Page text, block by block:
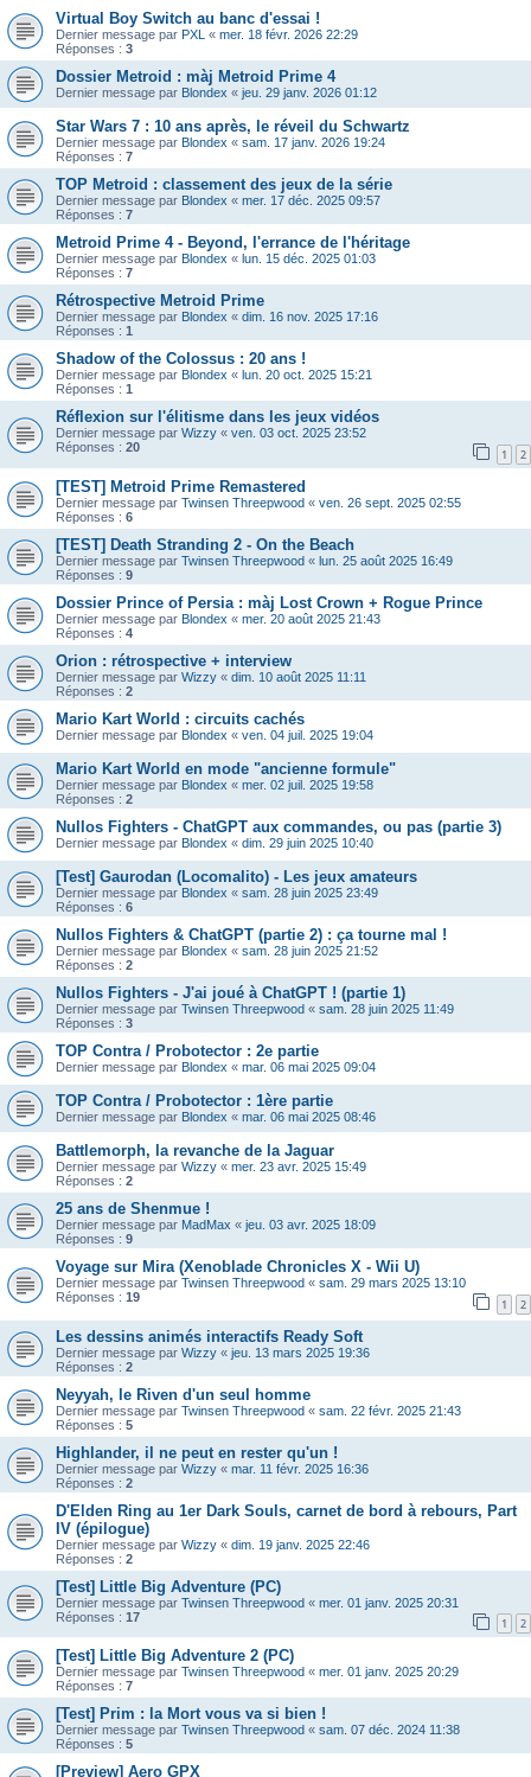
Virtual Boy Switch au banc d'essai !
Dernier message par PXL « mer. 18 févr. 2026 22:29
Réponses : 3
Dossier Metroid : màj Metroid Prime 4
Dernier message par Blondex « jeu. 29 janv. 2026 01:12
Star Wars 7 : 10 ans après, le réveil du Schwartz
Dernier message par Blondex « sam. 17 janv. 2026 19:24
Réponses : 7
TOP Metroid : classement des jeux de la série
Dernier message par Blondex « mer. 17 déc. 2025 09:57
Réponses : 7
Metroid Prime 4 - Beyond, l'errance de l'héritage
Dernier message par Blondex « lun. 15 déc. 2025 01:03
Réponses : 7
Rétrospective Metroid Prime
Dernier message par Blondex « dim. 16 nov. 2025 17:16
Réponses : 1
Shadow of the Colossus : 20 ans !
Dernier message par Blondex « lun. 20 oct. 2025 15:21
Réponses : 1
Réflexion sur l'élitisme dans les jeux vidéos
Dernier message par Wizzy « ven. 03 oct. 2025 23:52
Réponses : 20 1 2
[TEST] Metroid Prime Remastered
Dernier message par Twinsen Threepwood « ven. 26 sept. 2025 02:55
Réponses : 6
[TEST] Death Stranding 2 - On the Beach
Dernier message par Twinsen Threepwood « lun. 25 août 2025 16:49
Réponses : 9
Dossier Prince of Persia : màj Lost Crown + Rogue Prince
Dernier message par Blondex « mer. 20 août 2025 21:43
Réponses : 4
Orion : rétrospective + interview
Dernier message par Wizzy « dim. 10 août 2025 11:11
Réponses : 2
Mario Kart World : circuits cachés
Dernier message par Blondex « ven. 04 juil. 2025 19:04
Mario Kart World en mode "ancienne formule"
Dernier message par Blondex « mer. 02 juil. 2025 19:58
Réponses : 2
Nullos Fighters - ChatGPT aux commandes, ou pas (partie 3)
Dernier message par Blondex « dim. 29 juin 2025 10:40
[Test] Gaurodan (Locomalito) - Les jeux amateurs
Dernier message par Blondex « sam. 28 juin 2025 23:49
Réponses : 6
Nullos Fighters & ChatGPT (partie 2) : ça tourne mal !
Dernier message par Blondex « sam. 28 juin 2025 21:52
Réponses : 2
Nullos Fighters - J'ai joué à ChatGPT ! (partie 1)
Dernier message par Twinsen Threepwood « sam. 28 juin 2025 11:49
Réponses : 3
TOP Contra / Probotector : 2e partie
Dernier message par Blondex « mar. 06 mai 2025 09:04
TOP Contra / Probotector : 1ère partie
Dernier message par Blondex « mar. 06 mai 2025 08:46
Battlemorph, la revanche de la Jaguar
Dernier message par Wizzy « mer. 23 avr. 2025 15:49
Réponses : 2
25 ans de Shenmue !
Dernier message par MadMax « jeu. 03 avr. 2025 18:09
Réponses : 9
Voyage sur Mira (Xenoblade Chronicles X - Wii U)
Dernier message par Twinsen Threepwood « sam. 29 mars 2025 13:10
Réponses : 19 1 2
Les dessins animés interactifs Ready Soft
Dernier message par Wizzy « jeu. 13 mars 2025 19:36
Réponses : 2
Neyyah, le Riven d'un seul homme
Dernier message par Twinsen Threepwood « sam. 22 févr. 2025 21:43
Réponses : 5
Highlander, il ne peut en rester qu'un !
Dernier message par Wizzy « mar. 11 févr. 2025 16:36
Réponses : 2
D'Elden Ring au 1er Dark Souls, carnet de bord à rebours, Part
IV (épilogue)
Dernier message par Wizzy « dim. 19 janv. 2025 22:46
Réponses : 2
[Test] Little Big Adventure (PC)
Dernier message par Twinsen Threepwood « mer. 01 janv. 2025 20:31
Réponses : 17 1 2
[Test] Little Big Adventure 2 (PC)
Dernier message par Twinsen Threepwood « mer. 01 janv. 2025 20:29
Réponses : 7
[Test] Prim : la Mort vous va si bien !
Dernier message par Twinsen Threepwood « sam. 07 déc. 2024 11:38
Réponses : 5
[Preview] Aero GPX